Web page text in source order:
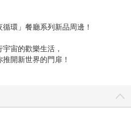
循環」餐廳系列新品周邊！
宙的歡樂生活，
開新世界的門扉！